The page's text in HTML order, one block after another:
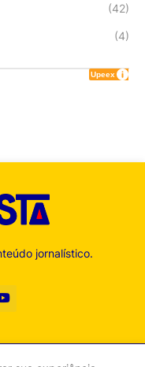
(42)
(4)
jornalístico.